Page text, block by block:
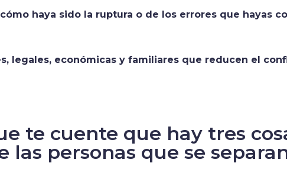
haya sido la ruptura o de los errores que hayas
legales, económicas y familiares que reducen el
te cuente que hay tres
personas que se